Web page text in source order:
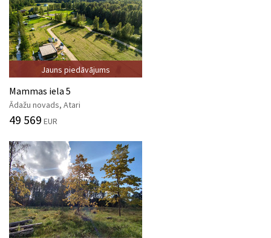
Jauns piedāvājums
Mammas iela 5
Ādažu novads, Atari
49 569 EUR